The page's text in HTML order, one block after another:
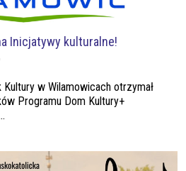
Inicjatywy kulturalne!
Kultury w Wilamowicach otrzymał
Programu Dom Kultury+